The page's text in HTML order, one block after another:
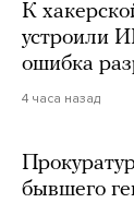
К
устроили
ошибка
4 часа назад
бывшего